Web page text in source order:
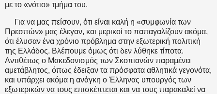
με το «νότιο» τμήμα του.
Για να μας πείσουν, ότι είναι καλή η «συμφωνία των
Πρεσπών» μας έλεγαν, και μερικοί το παπαγαλίζουν ακόμα,
ότι έλυσαν ένα χρόνιο πρόβλημα στην εξωτερική πολιτική
της Ελλάδος. Βλέπουμε όμως ότι δεν λύθηκε τίποτα.
Αντιθέτως ο Μακεδονισμός των Σκοπιανών παραμένει
αμετάβλητος, όπως έδειξαν τα πρόσφατα αθλητικά γεγονότα,
και υπάρχει ακόμα η ανάγκη ο Έλληνας υπουργός των
εξωτερικών να τους επισκέπτεται και να τους παρακαλεί να